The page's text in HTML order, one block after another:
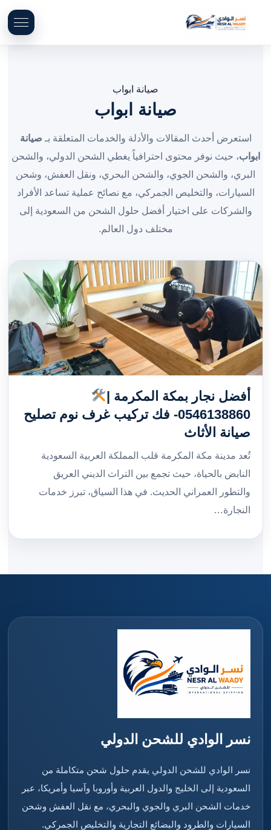
صيانة ابواب
صيانة ابواب
استعرض أحدث المقالات والأدلة والخدمات المتعلقة بـ صيانة
ابواب، حيث نوفر محتوى احترافياً يغطي الشحن الدولي، والشحن
البري، والشحن الجوي، والشحن البحري، ونقل العفش، وشحن
السيارات، والتخليص الجمركي، مع نصائح عملية تساعد الأفراد
والشركات على اختيار أفضل حلول الشحن من السعودية إلى
مختلف دول العالم.
أفضل نجار بمكة المكرمة |
0546138860- فك تركيب غرف نوم تصليح
صيانة الأثاث
تُعد مدينة مكة المكرمة قلب المملكة العربية السعودية
النابض بالحياة، حيث تجمع بين التراث الديني العريق
والتطور العمراني الحديث. في هذا السياق، تبرز خدمات
النجارة…
نسر الوادي للشحن الدولي
نسر الوادي للشحن الدولي يقدم حلول شحن متكاملة من
السعودية إلى الخليج والدول العربية وأوروبا وآسيا وأمريكا، عبر
خدمات الشحن البري والجوي والبحري، مع نقل العفش وشحن
السيارات والطرود والبضائع التجارية والتخليص الجمركي.